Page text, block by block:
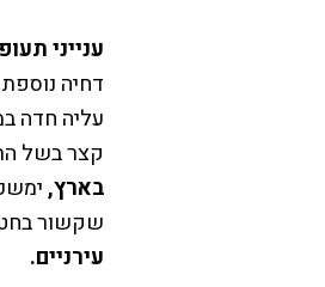
ענייני
דחיה
עליה חדה
קצר בשל
בארץ,
שקשור
עירניים.